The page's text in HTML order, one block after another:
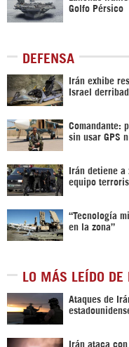
Golfo Pérsico
DEFENSA
Irán exhibe
Israel
Comandante:
sin usar GPS
Irán detiene
equipo
“Tecnología
en la zona”
LO MÁS LEÍDO DE
Ataques de
Irán ataca